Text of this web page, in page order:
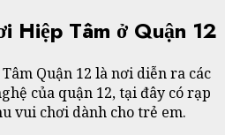
Hiệp Tâm ở Quận 12
Quận 12 là nơi diễn ra các
của quận 12, tại đây có rạp
vui chơi dành cho trẻ em.